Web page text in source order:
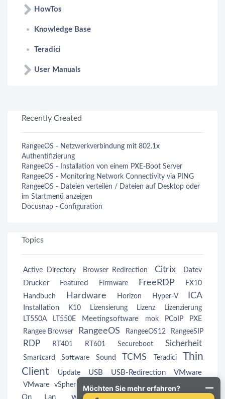
HowTos
Knowledge Base
Teradici
User Manuals
Recently Created
RangeeOS - Netzwerkverbindung mit 802.1x
Authentifizierung
RangeeOS - Installation von einem PXE-Boot Server
RangeeOS - Monitoring Network Connectivity via PING
RangeeOS - Dateien verteilen / Dateien auf Desktop oder
im Startmenü anzeigen
Docusnap - Configuration
Topics
Active Directory Browser Redirection Citrix Datev
Drucker Featured Firmware FreeRDP
FX10
Handbuch
Hardware Horizon Hyper-V ICA
Installation K10 Lizensierung Lizenz
Lizenzierung
LT550A
LT550E Meetingsoftware mok PCoIP
PXE
Rangee Browser
RangeeOS RangeeOS12 RangeeSIP
RDP RT401 RT601 Secureboot Sicherheit
Smartcard Software Sound TCMS Teradici
Thin
Client
Update USB USB-Redirection VMware
VMware vSphere VMwareView VMwareView
On Lan
webcam
Möchten Sie mehr erfahren?